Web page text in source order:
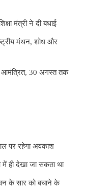
मंत्री ने दी बधाई
मंथन, शोध और
आमंत्रित, 30 अगस्त तक
पर रहेगा अवकाश
में ही देखा जा सकता था
के सार को बचाने के